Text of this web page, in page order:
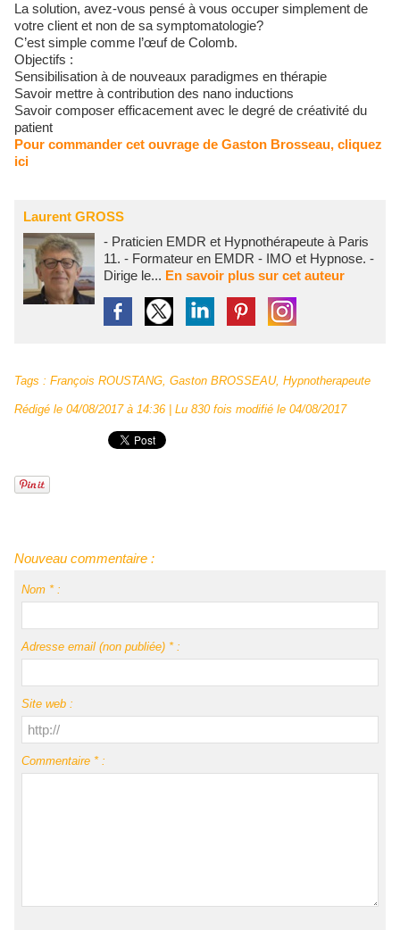
La solution, avez-vous pensé à vous occuper simplement de
votre client et non de sa symptomatologie?
C’est simple comme l’œuf de Colomb.
Objectifs :
Sensibilisation à de nouveaux paradigmes en thérapie
Savoir mettre à contribution des nano inductions
Savoir composer efficacement avec le degré de créativité du
patient
Pour commander cet ouvrage de Gaston Brosseau, cliquez
ici
Laurent GROSS
- Praticien EMDR et Hypnothérapeute à Paris
11. - Formateur en EMDR - IMO et Hypnose. -
Dirige le... En savoir plus sur cet auteur
Tags : François ROUSTANG, Gaston BROSSEAU, Hypnotherapeute
Rédigé le 04/08/2017 à 14:36 | Lu 830 fois modifié le 04/08/2017
Nouveau commentaire :
Nom * :
Adresse email (non publiée) * :
Site web :
Commentaire * :